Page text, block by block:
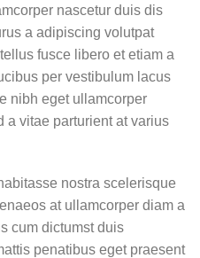
nascetur duis dis
a adipiscing volutpat
fusce libero et etiam a
per vestibulum lacus
nibh eget ullamcorper
a vitae parturient at varius
nostra scelerisque
at ullamcorper diam a
cum dictumst duis
penatibus eget praesent